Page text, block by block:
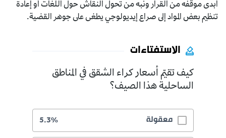
أبدى موقفه من القرار ونبه من تحول النقاش حول اللغات أو إعادة
تنظيم بعض المواد إلى صراع إيديولوجي يطغى على جوهر القضية.
الاستفتاءات
كيف تقيّم أسعار كراء الشقق في المناطق
الساحلية هذا الصيف؟
معقولة 5.3%